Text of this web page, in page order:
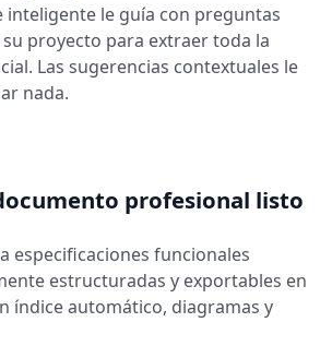
inteligente le guía con preguntas
proyecto para extraer toda la
Las sugerencias contextuales le
nada.
profesional listo
especificaciones funcionales
estructuradas y exportables en
índice automático, diagramas y